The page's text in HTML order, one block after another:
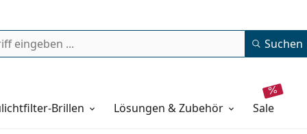
Suchen
Brillen Lösungen & Zubehör sale